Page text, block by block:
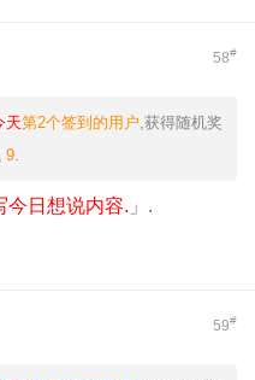
58#
天第2个签到的用户,获得随机奖
9.
今日想说内容. 」.
59#